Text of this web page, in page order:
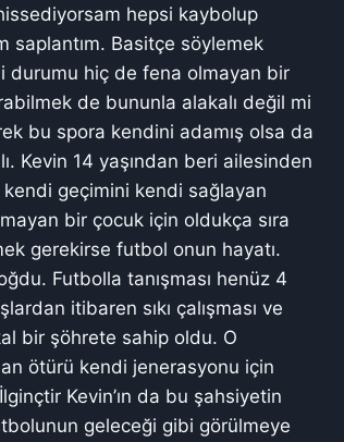
hepsi kaybolup
saplantım. Basitçe söylemek
durumu hiç de fena olmayan bir
de bununla alakalı değil mi
bu spora kendini adamış olsa da
Kevin 14 yaşından beri ailesinden
geçimini kendi sağlayan
bir çocuk için oldukça sıra
gerekirse futbol onun hayatı.
Futbolla tanışması henüz 4
itibaren sıkı çalışması ve
bir şöhrete sahip oldu. O
ötürü kendi jenerasyonu için
Kevin’ın da bu şahsiyetin
geleceği gibi görülmeye